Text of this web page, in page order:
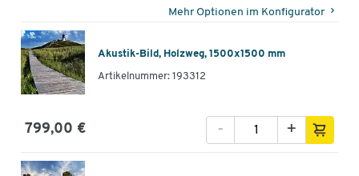
Mehr Optionen im Konfigurator
Akustik-Bild, Holzweg, 1500x1500 mm
Artikelnummer: 193312
799,00 € +
-